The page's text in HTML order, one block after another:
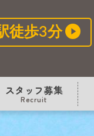
徒歩3分
スタッフ募集
Recruit